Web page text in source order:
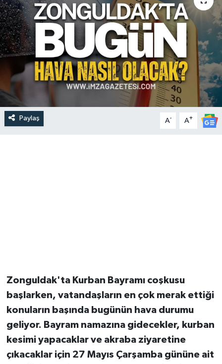
Paylaş A- A+
Zonguldak'ta Kurban Bayramı coşkusu
başlarken, vatandaşların en çok merak ettiği
konuların başında bugünün hava durumu
geliyor. Bayram namazına gidecekler, kurban
kesimi yapacaklar ve akraba ziyaretine
çıkacaklar için 27 Mayıs Çarşamba gününe ait